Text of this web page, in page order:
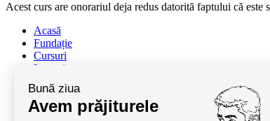
Acest curs are onorariul deja redus datorită faptului că
Acasă
Fundație
Cursuri
Lectori
Termeni și condiții
Cum deveniți oaspeți
Bună ziua
Avem prăjiturele